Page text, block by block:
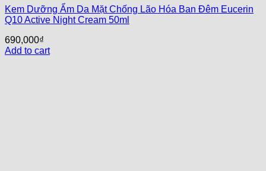
Kem Dưỡng Ẩm Da Mặt Chống Lão Hóa Ban Đêm Eucerin
Q10 Active Night Cream 50ml
690,000₫
Add to cart